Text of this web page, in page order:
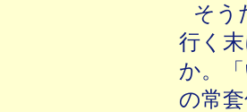
そう
行く
か。
の常